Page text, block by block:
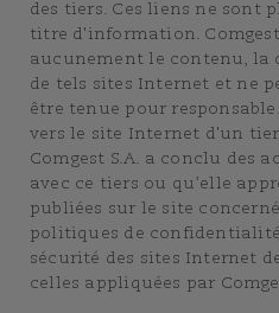
des tiers. Ces liens ne sont
titre d'information.
aucunement le contenu,
de tels sites Internet et ne
être tenue pour
vers le site Internet d'un
Comgest S.A. a conclu des
avec ce tiers ou qu’elle
publiées sur le site
politiques de
sécurité des sites Internet
celles appliquées par